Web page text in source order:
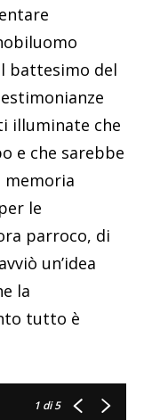
battesimo del
illuminate che
e che sarebbe
memoria
le
parroco, di
un’idea
la
tutto è
1 di 5